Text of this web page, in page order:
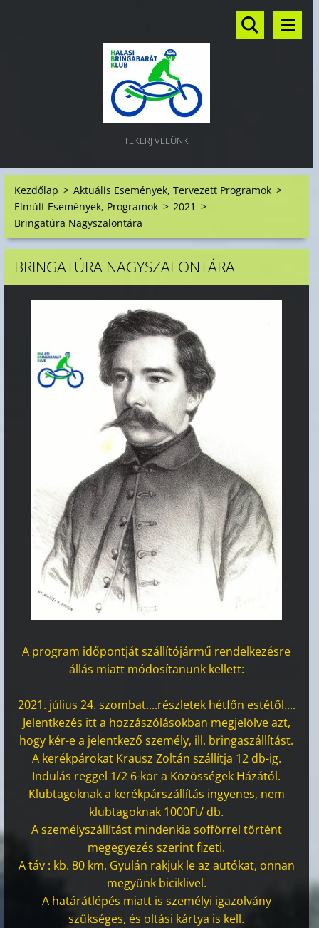
TEKERJ VELÜNK
Kezdőlap > Aktuális Események, Tervezett Programok >
Elmúlt Események, Programok > 2021 >
Bringatúra Nagyszalontára
BRINGATÚRA NAGYSZALONTÁRA
A program időpontját szállítójármű rendelkezésre
állás miatt módosítanunk kellett:
2021. július 24. szombat....részletek hétfőn estétől....
Jelentkezés itt a hozzászólásokban megjelölve azt,
hogy kér-e a jelentkező személy, ill. bringaszállítást.
A kerékpárokat Krausz Zoltán szállítja 12 db-ig.
Indulás reggel 1/2 6-kor a Közösségek Házától.
Klubtagoknak a kerékpárszállítás ingyenes, nem
klubtagoknak 1000Ft/ db.
A személyszállítást mindenkia sofförrel történt
megegyezés szerint fizeti.
A táv : kb. 80 km. Gyulán rakjuk le az autókat, onnan
megyünk biciklivel.
A határátlépés miatt is személyi igazolvány
szükséges, és oltási kártya is kell.